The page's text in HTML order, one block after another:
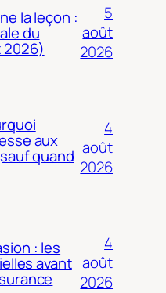
la leçon :
du
2026)
5
août
2026
aux
quand
4
août
2026
: les
avant
4
août
2026